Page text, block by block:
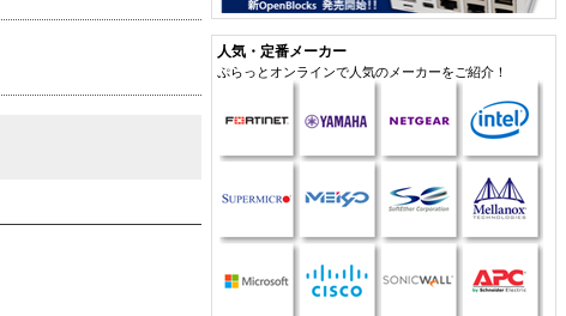
人気・定番メーカー
ぷらっとオンラインで人気のメーカーをご紹介！